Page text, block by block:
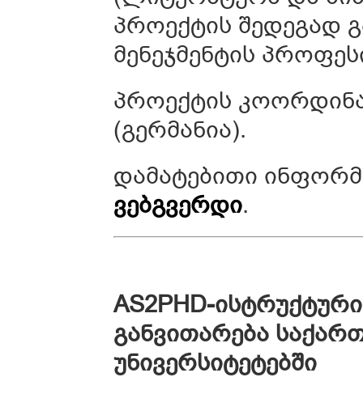
პროექტის შედეგად
მენეჯმენტის
პროექტის
(გერმანია).
დამატებითი
ვებგვერდი.
AS2PHD-ი
განვითარება
უნივერსიტეტებში